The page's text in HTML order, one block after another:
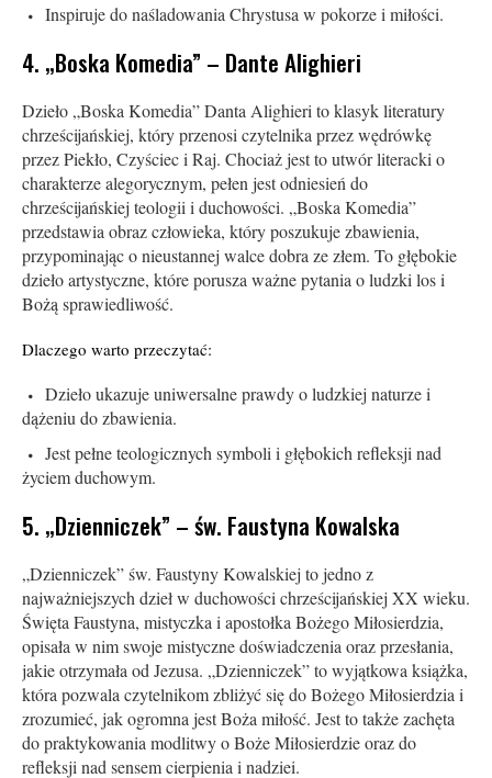
Inspiruje do naśladowania Chrystusa w pokorze i miłości.
4. „Boska Komedia” – Dante Alighieri
Dzieło „Boska Komedia” Danta Alighieri to klasyk literatury
chrześcijańskiej, który przenosi czytelnika przez wędrówkę
przez Piekło, Czyściec i Raj. Chociaż jest to utwór literacki o
charakterze alegorycznym, pełen jest odniesień do
chrześcijańskiej teologii i duchowości. „Boska Komedia”
przedstawia obraz człowieka, który poszukuje zbawienia,
przypominając o nieustannej walce dobra ze złem. To głębokie
dzieło artystyczne, które porusza ważne pytania o ludzki los i
Bożą sprawiedliwość.
Dlaczego warto przeczytać:
Dzieło ukazuje uniwersalne prawdy o ludzkiej naturze i
dążeniu do zbawienia.
Jest pełne teologicznych symboli i głębokich refleksji nad
życiem duchowym.
5. „Dzienniczek” – św. Faustyna Kowalska
„Dzienniczek” św. Faustyny Kowalskiej to jedno z
najważniejszych dzieł w duchowości chrześcijańskiej XX wieku.
Święta Faustyna, mistyczka i apostołka Bożego Miłosierdzia,
opisała w nim swoje mistyczne doświadczenia oraz przesłania,
jakie otrzymała od Jezusa. „Dzienniczek” to wyjątkowa książka,
która pozwala czytelnikom zbliżyć się do Bożego Miłosierdzia i
zrozumieć, jak ogromna jest Boża miłość. Jest to także zachęta
do praktykowania modlitwy o Boże Miłosierdzie oraz do
refleksji nad sensem cierpienia i nadziei.